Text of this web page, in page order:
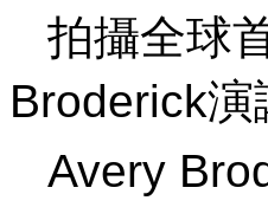
拍攝全球
Broderick演
Avery